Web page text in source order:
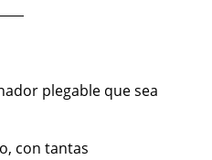
plegable que sea
con tantas